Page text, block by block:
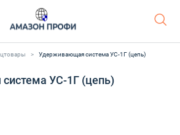
> Удерживающая система УС-1Г (цепь)
УС-1Г (цепь)